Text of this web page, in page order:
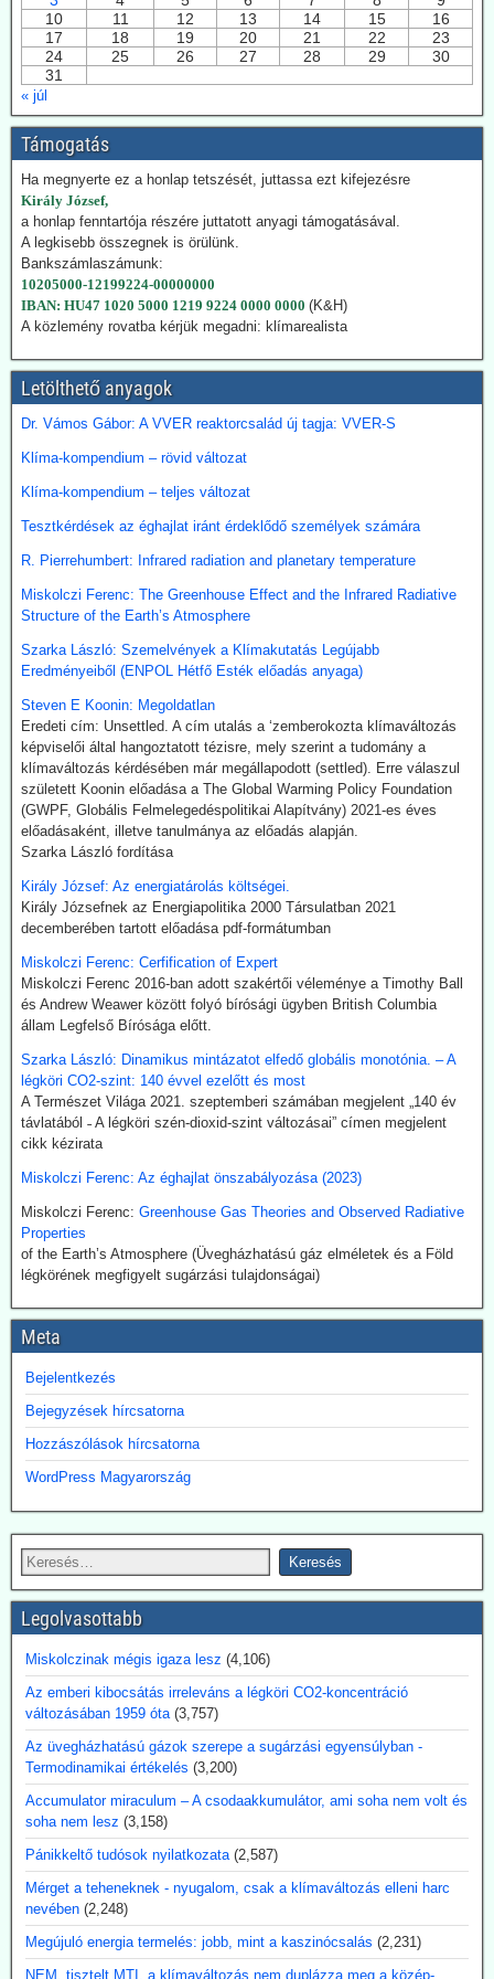
hatósági úton kívánja a kiaknázást felgyorsítani.
2026.07.22. Climatechangedispatch: Japán
visszakozik klímavédelmi vállalásaitól
Japán – szomszédjához, Dél-Koreához hasonlóan – újra üzembe
helyezi azokat a szénerőműveket, amelyeket nemrég még egy
szennyezőbb korszak maradványainak bélyegeztek. Az energiaügyi
hatóságok „rendkívüli ellátási bizonytalansággal” indokolták annak a
tüzelőanyagnak a használatát, amelynek felszámolását korábban
megígérték.
Hogy kedvezzen a nemzetközi klímalobbinak, Japán 2050-ig
vállalta a teljes klímasemlegességet. De ahogy a realitás
A japán Gazdasági, Kereskedelmi és Ipari Minisztérium (METI)
képviselői kijelentették, hogy a széntermelés bővítése azonnali
megoldást jelent a földgáz-megtakarításra. Mivel Japán a Hormuz
szoroson keresztül kapta olaj és földgázszállítmányait, a
történelemben először vásárolt közvetlenül az USA-ból kőolajat.
Emellett megnöveli saját kitermelését, és kacsingat az orosz
beszállításokra is.
2026.07.22. Finance.yahoo: Kerozin a hulladék
étolajból és egyéb alternatív forrásokból - India a
startvonalon
lehet gyártani, hanem kerozint is. Az így nyert üzemanyag neve
Sustainable Aviation Fuel (fenntartható kerozin, SAF). Előállítása
ma 2-5-ször drágább, mint a hagyományos keroziné, de
klímavédelmi okok miatt a légitársaságok érdeklődnek az
üzemanyag iránt.
India új utat céloz meg az előállításnál. A mezőgazdasági
amit a Fischer-Tropsch eljárás szerint hidrogénnel reagáltatva
folyékony szénhidrogén-keveréket, azaz benzint kapunk. A folyamat
megfelelő irányításánál a végtermék kerozin. A hidrogént -
legalábbis indiai források szerint elektrolízissel kívánják előállítani.
Kommentárunk: Semmi kifogásunk nincs a zöld technológiák ellen.
Problémánk avval van, ha a zöldenergiagyártás súlyos állami, értsd
adófizetői szubvenciókból akar megélni - az idők végezetéig.
2026.07.21. Uncut-News: Ki hozta a köztudatba a
klíma-lezárásokat a kovid-lezárások mintájára?
Google és az egyéb MI által támogatott keresők szerint a
klímavészhelyzet miatti lezárások csupáncsak összeesküvés-
elmélet. Az igazság evvel szemben az, hogy a fogalmat egy, a
WHO megbízásából dolgozó közgazdász alkotta meg 2020
októberében. A támogatók között ott volt a Soros-alapítvány és a
világ legnagyobb vállalatait összefogó World Business Council for
Sustainable Development. Az illető szerint a klímavészhelyzet
miatti lezárások a vörös hús fogyasztásának tilalmát, a személyes
járműhasználat korlátozását, a fosszilis tüzelőanyagok
kitermelésének megszüntetését és további energiaügyi
intézkedéseket jelentenének.
összeesküvés-elmélet terjesztőknek, azaz az információk
kompromisszum nélkül terjesztőinek köszönhető.
2026.07.21. The Sociable: Nemzetközi támogatás
a moduláris atomerőművek elterjesztésére
kis moduláris atomreaktorok bevezetését az Indiai-óceáni
térségben. Hivatalosan az „energiabiztonságról” és a „tiszta
hatalmi struktúra következő szintje: a mesterséges intelligencia
adatközpontjai hatalmas mennyiségű áramot igényelnek – és a
politika most biztosítja ehhez a szükséges nukleáris infrastruktúrát.
2026.07.17. Blackout News: Tórium-reaktor a 3D
ezt a technológiát olyan piacokra pozícionálja, ahol a mesterséges
hajózás megbízható, folyamatos teljesítményre szorulnak. A modul
egy reaktormagból és szilícium-karbidból készült nyomástartó
döntő fontosságúak az engedélyezés, az üzemanyag-ellátás, a
biztonsági tanúsítványok és a megbízható, folyamatos
üzemeltetés.
Kommentárunk: Véleményünk szerint az utalás a 3D-nyomtatóra
egy figyelemfölkeltő reklámfogás - egy reaktor igényesebb annál,
hogy a 3D-nyomtatóra bízzuk megépítését.
2026.07.17. Blackout News: Argentína
magánbefektetői finanszírozással kíván
atomerőművet létesíteni
Argentína az Atucha-i atomerőmű-telepen egy új, körülbelül 300
megawatt teljesítményű atomreaktort kíván építeni. A projektet
teljes egészében magánforrásokból finanszírozzák, és a beruházás
összege várhatóan eléri az 1,2 milliárd amerikai dollárt. Luis Caputo
10
11 12 13 14 15
16
17
18 19 20 21 22
23
24
25 26 27 28 29
30
31
« júl
Támogatás
Ha megnyerte ez a honlap tetszését, juttassa ezt kifejezésre
Király József,
a honlap fenntartója részére juttatott anyagi támogatásával.
A legkisebb összegnek is örülünk.
Bankszámlaszámunk:
10205000-12199224-00000000
IBAN: HU47 1020 5000 1219 9224 0000 0000 (K&H)
A közlemény rovatba kérjük megadni: klímarealista
Letölthető anyagok
Dr. Vámos Gábor: A VVER reaktorcsalád új tagja: VVER-S
Klíma-kompendium – rövid változat
Klíma-kompendium – teljes változat
Tesztkérdések az éghajlat iránt érdeklődő személyek számára
R. Pierrehumbert: Infrared radiation and planetary temperature
Miskolczi Ferenc: The Greenhouse Effect and the Infrared Radiative
Structure of the Earth’s Atmosphere
Szarka László: Szemelvények a Klímakutatás Legújabb
Eredményeiből (ENPOL Hétfő Esték előadás anyaga)
Steven E Koonin: Megoldatlan
Eredeti cím: Unsettled. A cím utalás a ‘zemberokozta klímaváltozás
képviselői által hangoztatott tézisre, mely szerint a tudomány a
klímaváltozás kérdésében már megállapodott (settled). Erre válaszul
született Koonin előadása a The Global Warming Policy Foundation
(GWPF, Globális Felmelegedéspolitikai Alapítvány) 2021-es éves
előadásaként, illetve tanulmánya az előadás alapján.
Szarka László fordítása
Király József: Az energiatárolás költségei.
Király Józsefnek az Energiapolitika 2000 Társulatban 2021
decemberében tartott előadása pdf-formátumban
Miskolczi Ferenc: Cerfification of Expert
Miskolczi Ferenc 2016-ban adott szakértői véleménye a Timothy Ball
és Andrew Weawer között folyó bírósági ügyben British Columbia
állam Legfelső Bírósága előtt.
Szarka László: Dinamikus mintázatot elfedő globális monotónia. – A
légköri CO2-szint: 140 évvel ezelőtt és most
A Természet Világa 2021. szeptemberi számában megjelent „140 év
távlatából ˗ A légköri szén-dioxid-szint változásai” címen megjelent
cikk kézirata
Miskolczi Ferenc: Az éghajlat önszabályozása (2023)
Miskolczi Ferenc: Greenhouse Gas Theories and Observed Radiative
Properties
of the Earth’s Atmosphere (Üvegházhatású gáz elméletek és a Föld
légkörének megfigyelt sugárzási tulajdonságai)
Meta
Bejelentkezés
Bejegyzések hírcsatorna
Hozzászólások hírcsatorna
WordPress Magyarország
Legolvasottabb
Miskolczinak mégis igaza lesz (4,106)
Az emberi kibocsátás irreleváns a légköri CO2-koncentráció
változásában 1959 óta (3,757)
Az üvegházhatású gázok szerepe a sugárzási egyensúlyban -
Termodinamikai értékelés (3,200)
Accumulator miraculum – A csodaakkumulátor, ami soha nem volt és
soha nem lesz (3,158)
Pánikkeltő tudósok nyilatkozata (2,587)
Mérget a teheneknek - nyugalom, csak a klímaváltozás elleni harc
nevében (2,248)
Megújuló energia termelés: jobb, mint a kaszinócsalás (2,231)
NEM, tisztelt MTI, a klímaváltozás nem duplázza meg a közép-